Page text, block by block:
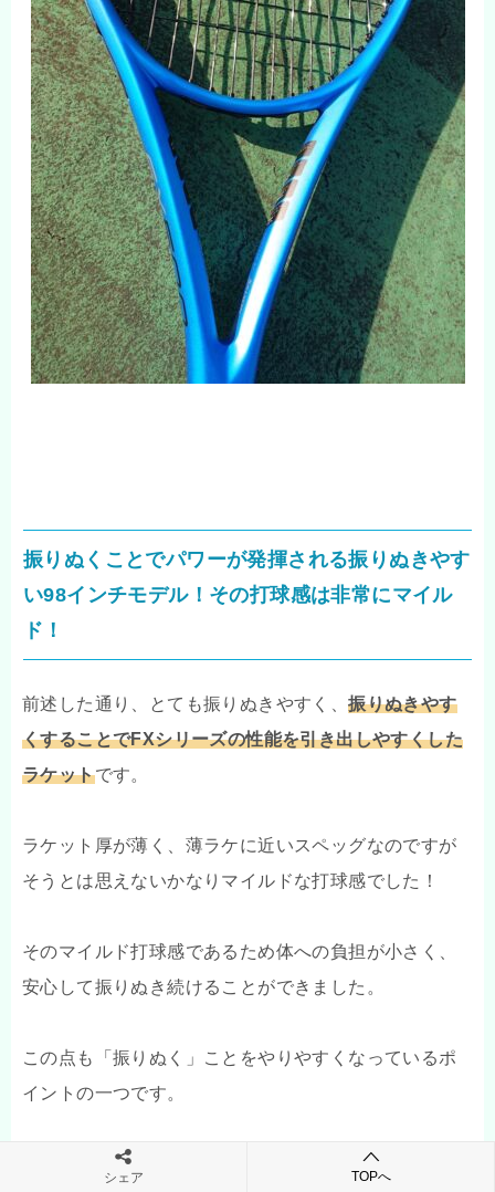
振りぬくことでパワーが発揮される振りぬきやす
い98インチモデル！その打球感は非常にマイル
ド！
前述した通り、とても振りぬきやすく、振りぬきやす
くすることでFXシリーズの性能を引き出しやすくした
ラケットです。
ラケット厚が薄く、薄ラケに近いスペッグなのですが
そうとは思えないかなりマイルドな打球感でした！
そのマイルド打球感であるため体への負担が小さく、
安心して振りぬき続けることができました。
この点も「振りぬく」ことをやりやすくなっているポ
イントの一つです。
そのマイルドさはボールを少しだけ「ホールド」して
シェア TOPへ